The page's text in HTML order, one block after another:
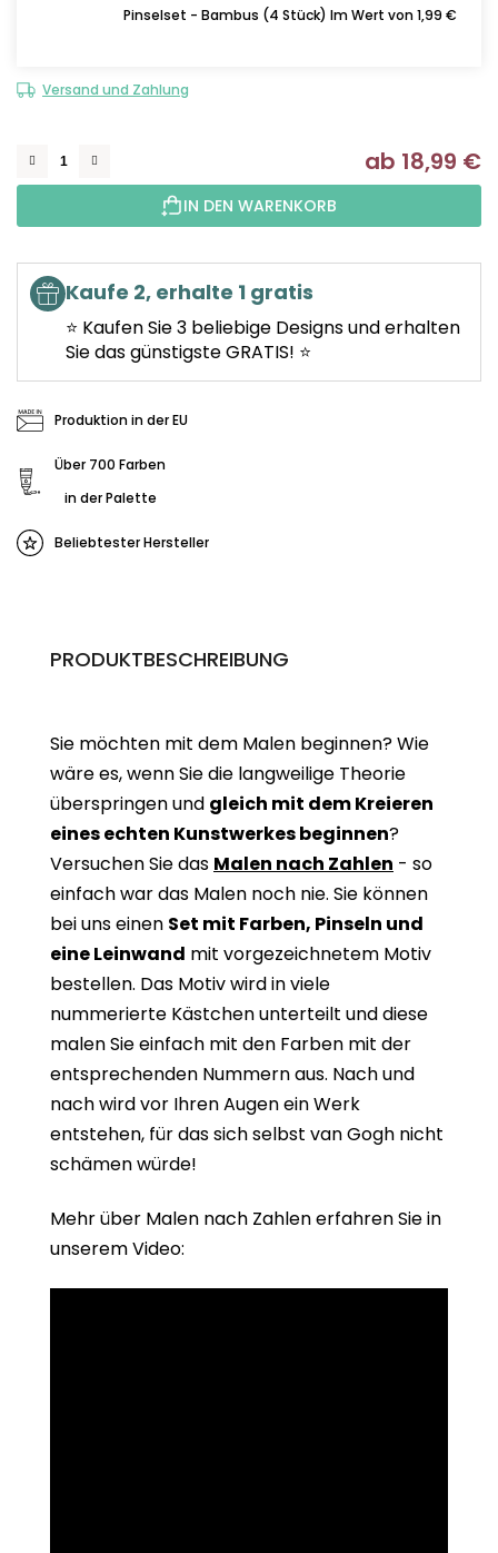
Pinselset - Bambus (4 Stück) Im Wert von 1,99 €
Versand und Zahlung
ab 18,99 €
IN DEN WARENKORB
Kaufe 2, erhalte 1 gratis
⭐ Kaufen Sie 3 beliebige Designs und erhalten
Sie das günstigste GRATIS! ⭐
Produktion in der EU
Über 700 Farben
in der Palette
Beliebtester Hersteller
PRODUKTBESCHREIBUNG
Sie möchten mit dem Malen beginnen? Wie
wäre es, wenn Sie die langweilige Theorie
überspringen und gleich mit dem Kreieren
eines echten Kunstwerkes beginnen?
Versuchen Sie das Malen nach Zahlen - so
einfach war das Malen noch nie. Sie können
bei uns einen Set mit Farben, Pinseln und
eine Leinwand mit vorgezeichnetem Motiv
bestellen. Das Motiv wird in viele
nummerierte Kästchen unterteilt und diese
malen Sie einfach mit den Farben mit der
entsprechenden Nummern aus. Nach und
nach wird vor Ihren Augen ein Werk
entstehen, für das sich selbst van Gogh nicht
schämen würde!
Mehr über Malen nach Zahlen erfahren Sie in
unserem Video: